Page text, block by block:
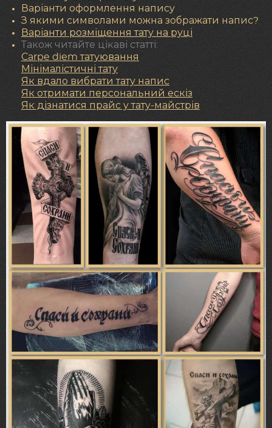
Варіанти оформлення напису
З якими символами можна зображати напис?
Варіанти розміщення тату на руці
Також читайте цікаві статті:
Сarpe diem татуювання
Мінімалістичні тату
Як вдало вибрати тату напис
Як отримати персональний ескіз
Як дізнатися прайс у тату-майстрів